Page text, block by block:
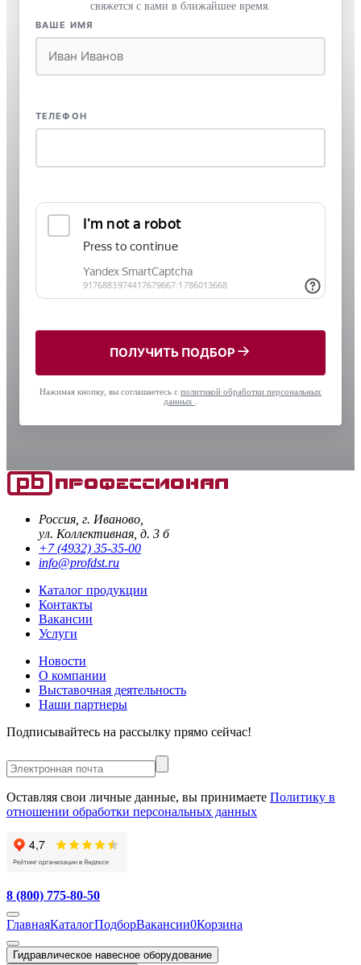
свяжется с вами в ближайшее время.
ВАШЕ ИМЯ
ТЕЛЕФОН
ПОЛУЧИТЬ ПОДБОР
Нажимая кнопку, вы соглашаетесь с политикой обработки персональных
данных
Россия, г. Иваново,
ул. Коллективная, д. 3 б
+7 (4932) 35-35-00
info@profdst.ru
Каталог продукции
Контакты
Вакансии
Услуги
Новости
О компании
Выставочная деятельность
Наши партнеры
Подписывайтесь на рассылку прямо сейчас!
Оставляя свои личные данные, вы принимаете Политику в
отношении обработки персональных данных
8 (800) 775-80-50
ГлавнаяКаталогПодборВакансии0Корзина
Гидравлическое навесное оборудование